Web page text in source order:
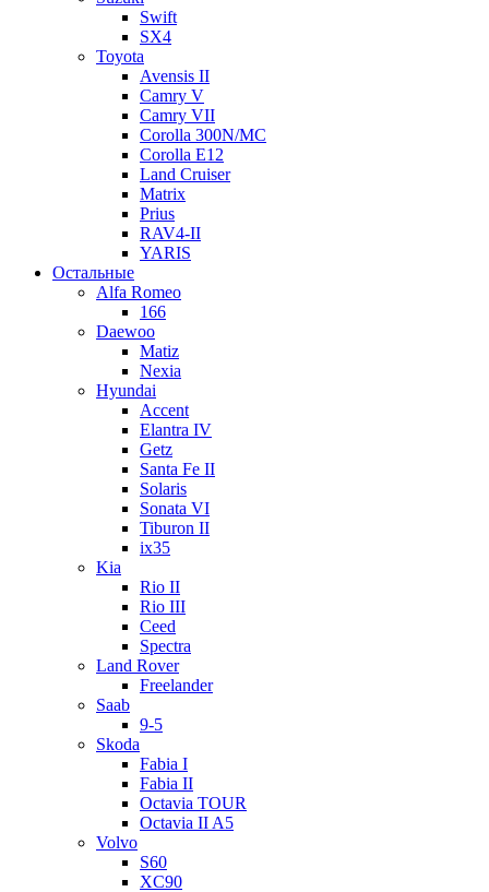
Swift
SX4
Toyota
Avensis II
Camry V
Camry VII
Corolla 300N/MC
Corolla E12
Land Cruiser
Matrix
Prius
RAV4-II
YARIS
Остальные
Alfa Romeo
166
Daewoo
Matiz
Nexia
Hyundai
Accent
Elantra IV
Getz
Santa Fe II
Solaris
Sonata VI
Tiburon II
ix35
Kia
Rio II
Rio III
Ceed
Spectra
Land Rover
Freelander
Saab
9-5
Skoda
Fabia I
Fabia II
Octavia TOUR
Octavia II A5
Volvo
S60
XC90